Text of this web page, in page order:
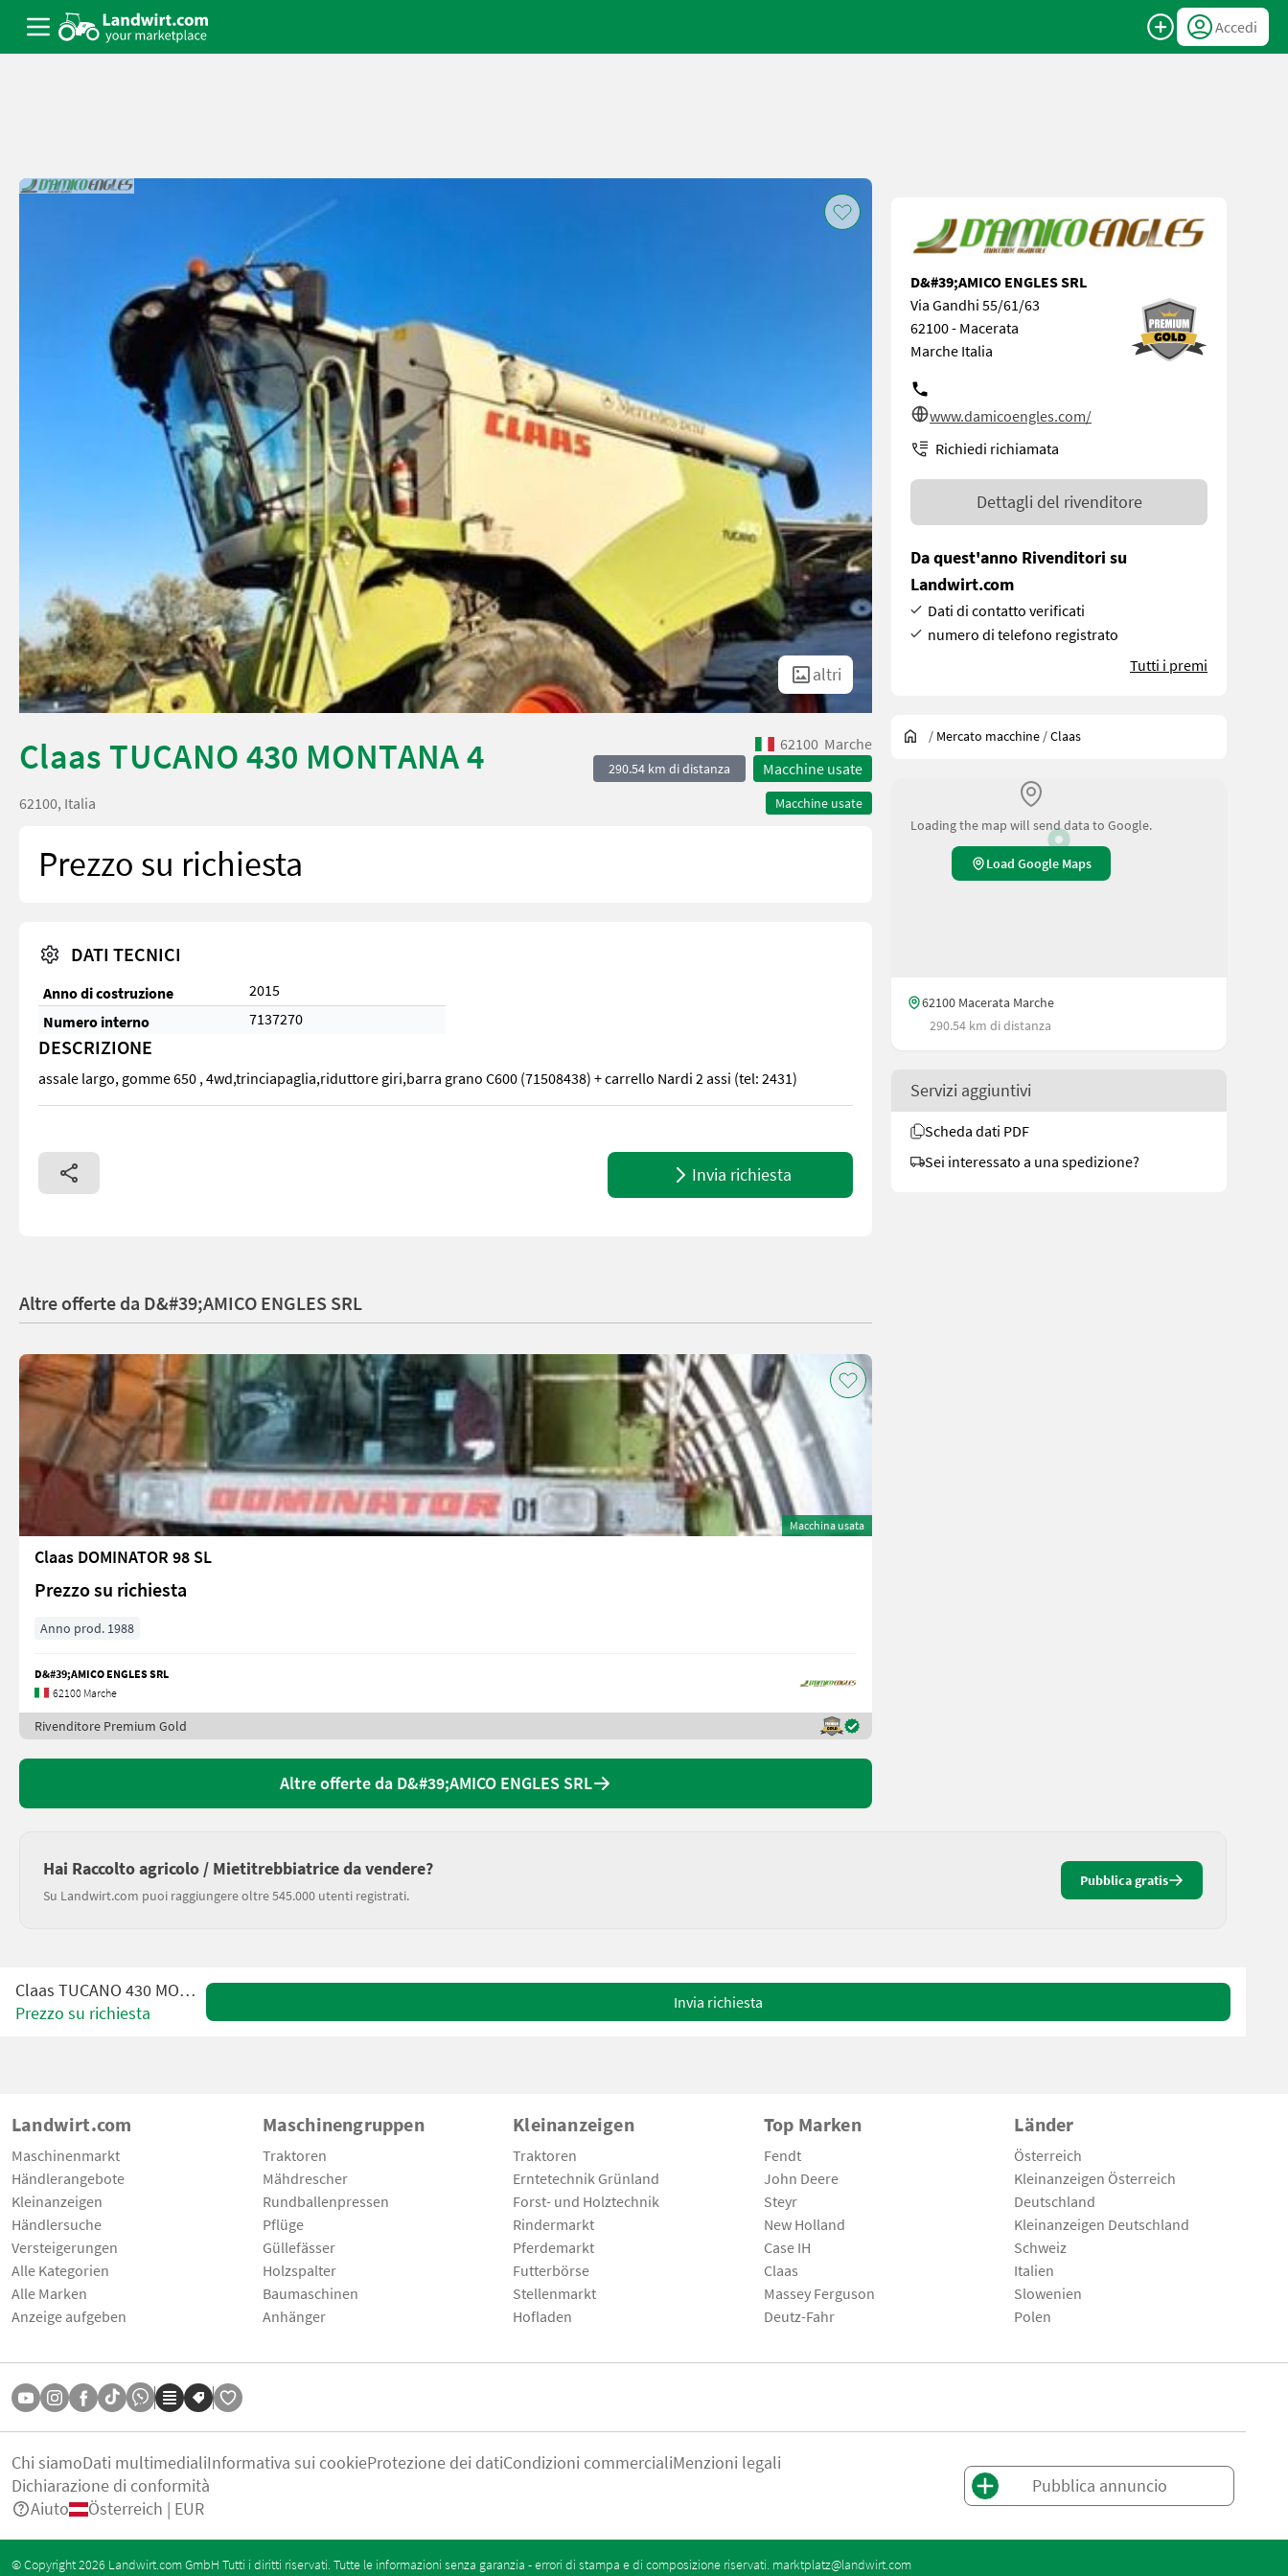
Accedi
altri
Claas TUCANO 430 MONTANA 4 62100 Marche
290.54 km di distanza Macchine usate
Macchine usate
62100, Italia
Prezzo su richiesta
DATI TECNICI
Anno di costruzione
2015
Numero interno
7137270
DESCRIZIONE
assale largo, gomme 650 , 4wd,trinciapaglia,riduttore giri,barra grano C600 (71508438) + carrello Nardi 2 assi (tel: 2431)
assale largo, gomme 650 , 4wd,trinciapaglia,riduttore giri,barra grano C600 (71508438) + carrello Nardi 2 assi (tel: 2431)
Invia richiesta
D&#39;AMICO ENGLES SRL
Via Gandhi 55/61/63
62100 - Macerata
Marche Italia
www.damicoengles.com/
Richiedi richiamata
Dettagli del rivenditore
Da quest'anno Rivenditori su
Landwirt.com
Dati di contatto verificati
numero di telefono registrato
Tutti i premi
/ Mercato macchine /Claas
Loading the map will send data to Google.
Load Google Maps
62100 Macerata Marche
290.54 km di distanza
Servizi aggiuntivi
Scheda dati PDF
Sei interessato a una spedizione?
Altre offerte da D&#39;AMICO ENGLES SRL
Macchina usata
Claas DOMINATOR 98 SL
Prezzo su richiesta
Anno prod. 1988
D&#39;AMICO ENGLES SRL
62100 Marche
Rivenditore Premium Gold
Altre offerte da D&#39;AMICO ENGLES SRL
Hai Raccolto agricolo / Mietitrebbiatrice da vendere?
Su Landwirt.com puoi raggiungere oltre 545.000 utenti registrati.
Pubblica gratis
Claas TUCANO 430 MONTANA 4
Prezzo su richiesta
Invia richiesta
Landwirt.com
Maschinenmarkt
Händlerangebote
Kleinanzeigen
Händlersuche
Versteigerungen
Alle Kategorien
Alle Marken
Anzeige aufgeben
Maschinengruppen
Traktoren
Mähdrescher
Rundballenpressen
Pflüge
Güllefässer
Holzspalter
Baumaschinen
Anhänger
Kleinanzeigen
Traktoren
Erntetechnik Grünland
Forst- und Holztechnik
Rindermarkt
Pferdemarkt
Futterbörse
Stellenmarkt
Hofladen
Top Marken
Fendt
John Deere
Steyr
New Holland
Case IH
Claas
Massey Ferguson
Deutz-Fahr
Länder
Österreich
Kleinanzeigen Österreich
Deutschland
Kleinanzeigen Deutschland
Schweiz
Italien
Slowenien
Polen
Chi siamoDati multimedialiInformativa sui cookieProtezione dei datiCondizioni commercialiMenzioni legali
Dichiarazione di conformità
Aiuto
Österreich | EUR
Pubblica annuncio
© Copyright 2026 Landwirt.com GmbH Tutti i diritti riservati. Tutte le informazioni senza garanzia - errori di stampa e di composizione riservati. marktplatz@landwirt.com